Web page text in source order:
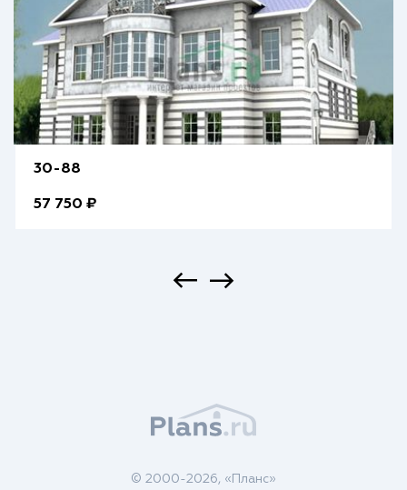
30-88
57 750 ₽
© 2000-2026, «Планс»